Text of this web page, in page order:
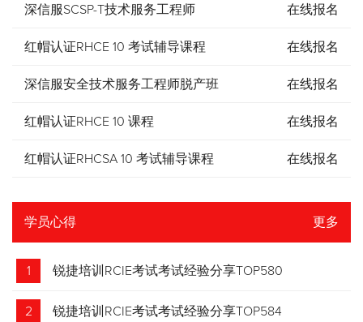
深信服SCSP-T技术服务工程师 在线报名
红帽认证RHCE 10 考试辅导课程 在线报名
深信服安全技术服务工程师脱产班 在线报名
红帽认证RHCE 10 课程 在线报名
红帽认证RHCSA 10 考试辅导课程 在线报名
学员心得 更多
1 锐捷培训RCIE考试考试经验分享TOP580
2 锐捷培训RCIE考试考试经验分享TOP584